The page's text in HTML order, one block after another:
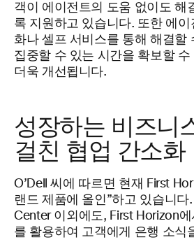
객이 에이전트의 도움 없이도 해
록 지원하고 있습니다. 또한 에
화나 셀프 서비스를 통해 해결할
집중할 수 있는 시간을 확보할 수
더욱 개선됩니다.
성장하는 비즈니
걸친 협업 간소화
O’Dell 씨에 따르면 현재 First
랜드 제품에 올인”하고 있습니
Center 이외에도, First Horizon
를 활용하여 고객에게 은행 소식